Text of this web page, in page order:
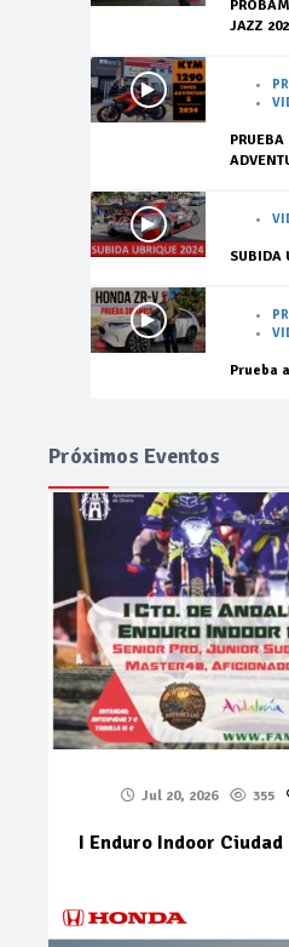
JAZZ
PRUEBA
SUBIDA
Prueba
Próximos Eventos
Jul 20, 2026 355
I Enduro Indoor Ciudad